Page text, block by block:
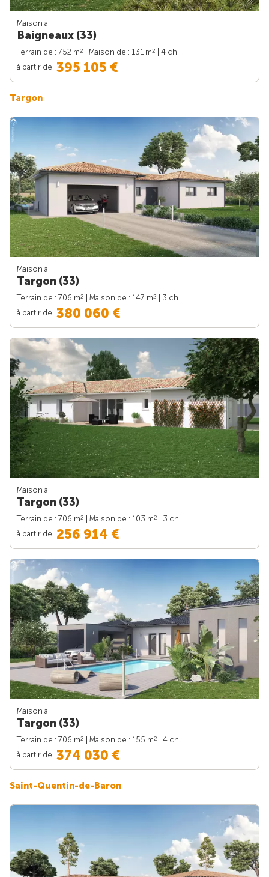
Maison à
Baigneaux (33)
Terrain de : 752 m2 | Maison de : 131 m2
| 4 ch.
à partir de 395 105 €
Targon
Maison à
Targon (33)
Terrain de : 706 m2 | Maison de : 147 m2
| 3 ch.
à partir de 380 060 €
Maison à
Targon (33)
Terrain de : 706 m2 | Maison de : 103 m2
| 3 ch.
à partir de 256 914 €
Maison à
Targon (33)
Terrain de : 706 m2 | Maison de : 155 m2
| 4 ch.
à partir de 374 030 €
Saint-Quentin-de-Baron